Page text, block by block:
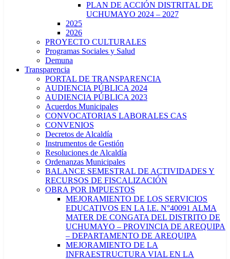
PLAN DE ACCIÓN DISTRITAL DE
UCHUMAYO 2024 – 2027
2025
2026
PROYECTO CULTURALES
Programas Sociales y Salud
Demuna
Transparencia
PORTAL DE TRANSPARENCIA
AUDIENCIA PÚBLICA 2024
AUDIENCIA PÚBLICA 2023
Acuerdos Municipales
CONVOCATORIAS LABORALES CAS
CONVENIOS
Decretos de Alcaldía
Instrumentos de Gestión
Resoluciones de Alcaldía
Ordenanzas Municipales
BALANCE SEMESTRAL DE ACTIVIDADES Y
RECURSOS DE FISCALIZACIÓN
OBRA POR IMPUESTOS
MEJORAMIENTO DE LOS SERVICIOS
EDUCATIVOS EN LA I.E. N°40091 ALMA
MATER DE CONGATA DEL DISTRITO DE
UCHUMAYO – PROVINCIA DE AREQUIPA
– DEPARTAMENTO DE AREQUIPA
MEJORAMIENTO DE LA
INFRAESTRUCTURA VIAL EN LA